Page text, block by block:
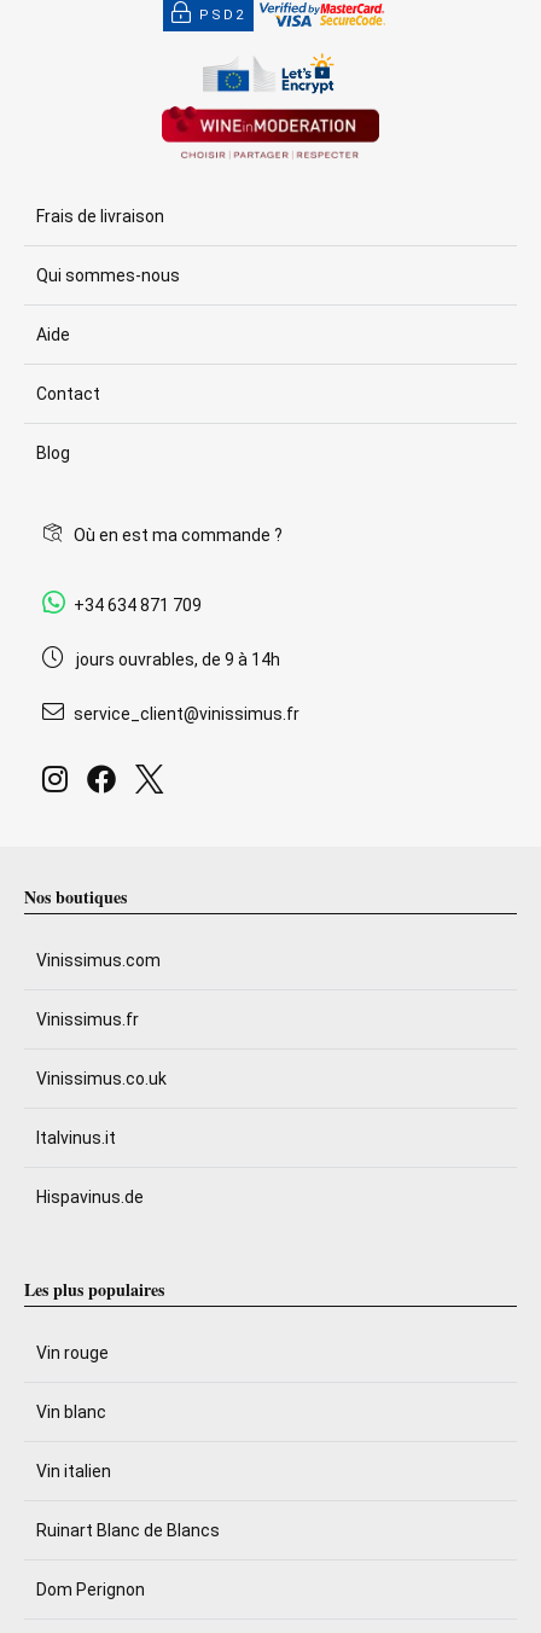
PSD2
Frais de livraison
Qui sommes-nous
Aide
Contact
Blog
Où en est ma commande ?
+34 634 871 709
jours ouvrables, de 9 à 14h
service_client@vinissimus.fr
Nos boutiques
Vinissimus.com
Vinissimus.fr
Vinissimus.co.uk
Italvinus.it
Hispavinus.de
Les plus populaires
Vin rouge
Vin blanc
Vin italien
Ruinart Blanc de Blancs
Dom Perignon